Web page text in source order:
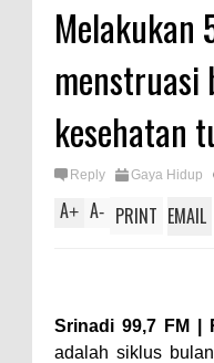
Melakukan
menstruasi
kesehatan
Reply Gaya Hidup
A+ A- PRINT EMAIL
Srinadi 99,7 FM |
adalah siklus